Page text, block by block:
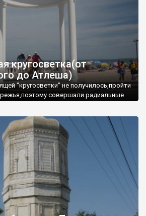
кругосветка(от
до Атлеша)
"кругосветки" не получилось,пройти
совершали радиальные